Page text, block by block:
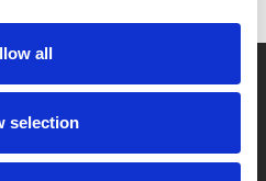
all
selection
mentoren